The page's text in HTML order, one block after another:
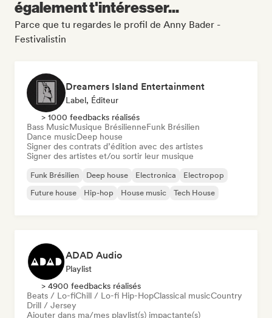
également t'intéresser...
Parce que tu regardes le profil de Anny Bader -
Festivalistin
Dreamers Island Entertainment
Label, Éditeur
> 1000 feedbacks réalisés
Bass MusicMusique BrésilienneFunk Brésilien
Dance musicDeep house
Signer des contrats d’édition avec des artistes
Signer des artistes et/ou sortir leur musique
Funk Brésilien Deep house Electronica
Electropop
Future house
Hip-hop House music Tech House
ADAD Audio
Playlist
> 4900 feedbacks réalisés
Beats / Lo-fiChill / Lo-fi Hip-HopClassical musicCountry
Drill / Jersey
Ajouter dans ma/mes playlist(s) impactante(s)